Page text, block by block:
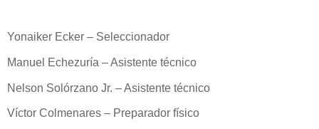
Yonaiker Ecker – Seleccionador
Manuel Echezuría – Asistente técnico
Nelson Solórzano Jr. – Asistente técnico
Víctor Colmenares – Preparador físico